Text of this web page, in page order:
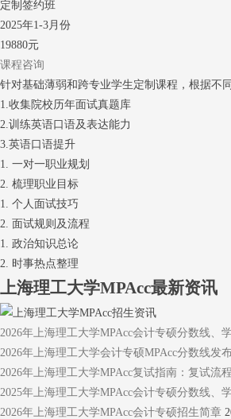
定制签约班
2025年1-3月份
19880元
课程咨询
针对基础薄弱和跨专业学生定制课程，根据不
1.收集院校历年面试真题库
2.训练英语口语及表达能力
3.英语口语提升
1. 一对一职业规划
2. 梳理职业目标
1. 个人面试技巧
2. 面试规则及流程
1. 政治知识总论
2. 时事热点整理
上海理工大学MPAcc最新资讯
2026年上海理工大学MPAcc会计专硕分数线、
2026年上海理工大学会计专硕MPAcc分数线发
2026年上海理工大学MPAcc复试指南：复试流
2025年上海理工大学MPAcc会计专硕分数线、
2026年上海理工大学MPAcc会计专硕招生简章